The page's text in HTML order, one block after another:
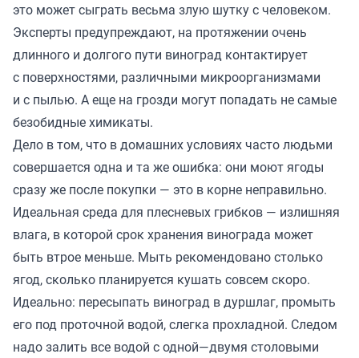
это может сыграть весьма злую шутку с человеком.
Эксперты предупреждают, на протяжении очень
длинного и долгого пути виноград контактирует
с поверхностями, различными микроорганизмами
и с пылью. А еще на грозди могут попадать не самые
безобидные химикаты.
Дело в том, что в домашних условиях часто людьми
совершается одна и та же ошибка: они моют ягоды
сразу же после покупки — это в корне неправильно.
Идеальная среда для плесневых грибков — излишняя
влага, в которой срок хранения винограда может
быть втрое меньше. Мыть рекомендовано столько
ягод, сколько планируется кушать совсем скоро.
Идеально: пересыпать виноград в дуршлаг, промыть
его под проточной водой, слегка прохладной. Следом
надо залить все водой с одной—двумя столовыми